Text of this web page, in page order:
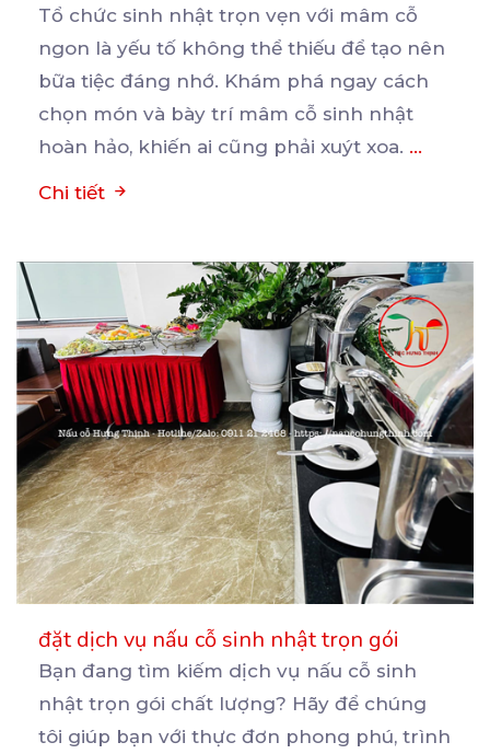
Tổ chức sinh nhật trọn vẹn với mâm cỗ
ngon là yếu tố không thể thiếu để tạo nên
bữa tiệc đáng nhớ. Khám phá ngay cách
chọn món và bày trí mâm cỗ sinh nhật
hoàn hảo, khiến ai cũng phải xuýt xoa. ...
Chi tiết
đặt dịch vụ nấu cỗ sinh nhật trọn gói
Bạn đang tìm kiếm dịch vụ nấu cỗ sinh
nhật trọn gói chất lượng? Hãy để chúng
tôi giúp bạn với thực đơn phong phú, trình